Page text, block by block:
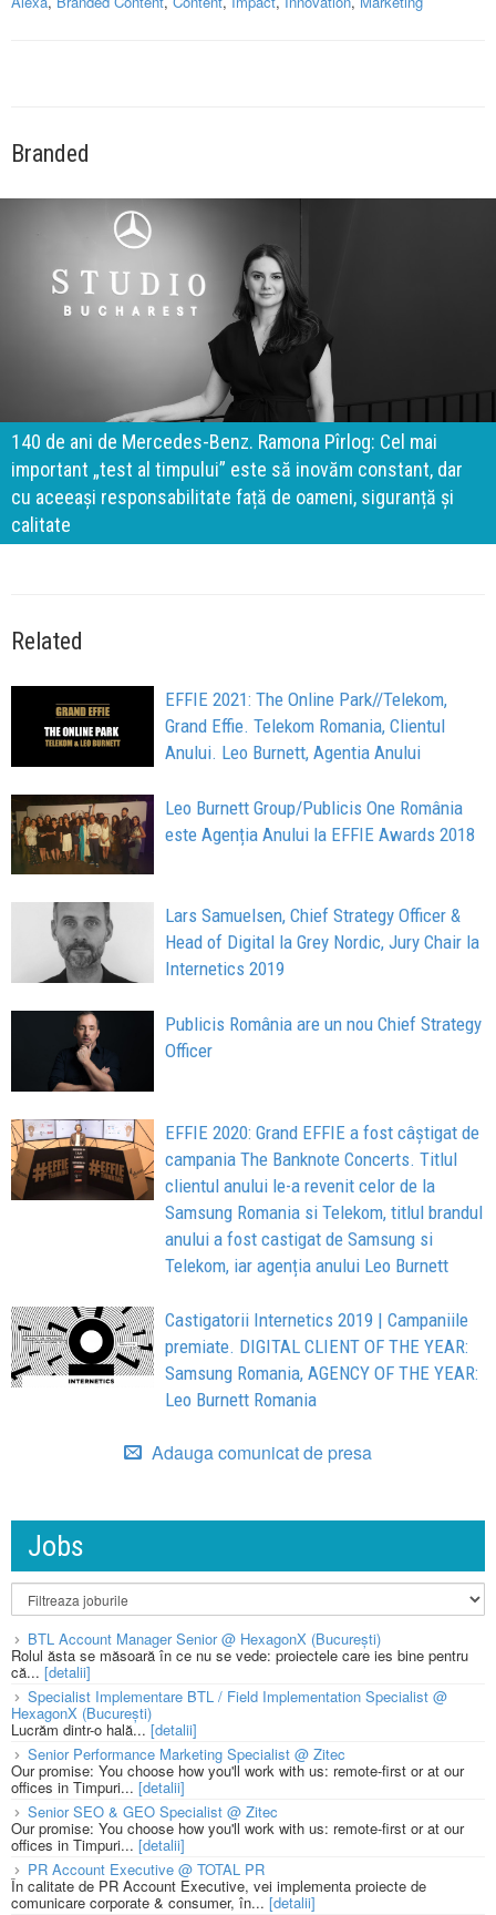
Branded
140 de ani de Mercedes-Benz. Ramona Pîrlog: Cel mai
important „test al timpului” este să inovăm constant, dar
cu aceeași responsabilitate față de oameni, siguranță și
calitate
Related
EFFIE 2021: The Online Park//Telekom,
Grand Effie. Telekom Romania, Clientul
Anului. Leo Burnett, Agentia Anului
Leo Burnett Group/Publicis One România
este Agenția Anului la EFFIE Awards 2018
Lars Samuelsen, Chief Strategy Officer &
Head of Digital la Grey Nordic, Jury Chair la
Internetics 2019
Publicis România are un nou Chief Strategy
Officer
EFFIE 2020: Grand EFFIE a fost câştigat de
campania The Banknote Concerts. Titlul
clientul anului le-a revenit celor de la
Samsung Romania si Telekom, titlul brandul
anului a fost castigat de Samsung si
Telekom, iar agenția anului Leo Burnett
Castigatorii Internetics 2019 | Campaniile
premiate. DIGITAL CLIENT OF THE YEAR:
Samsung Romania, AGENCY OF THE YEAR:
Leo Burnett Romania
Adauga comunicat de presa
Jobs
BTL Account Manager Senior @ HexagonX (București)
Rolul ăsta se măsoară în ce nu se vede: proiectele care ies bine pentru
că... [detalii]
Specialist Implementare BTL / Field Implementation Specialist @
HexagonX (București)
Lucrăm dintr-o hală... [detalii]
Senior Performance Marketing Specialist @ Zitec
Our promise: You choose how you'll work with us: remote-first or at our
offices in Timpuri... [detalii]
Senior SEO & GEO Specialist @ Zitec
Our promise: You choose how you'll work with us: remote-first or at our
offices in Timpuri... [detalii]
PR Account Executive @ TOTAL PR
În calitate de PR Account Executive, vei implementa proiecte de
comunicare corporate & consumer, în... [detalii]